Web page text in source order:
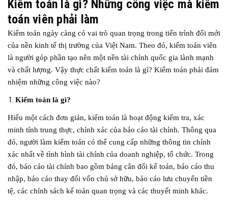
Kiểm toán là gì? Những công việc mà kiểm
toán viên phải làm
Kiểm toán ngày càng có vai trò quan trọng trong tiến trình đổi mới
của nền kinh tế thị trường của Việt Nam. Theo đó, kiểm toán viên
là người góp phần tạo nên một nền tài chính quốc gia lành mạnh
và chất lượng. Vậy thực chất kiểm toán là gì? Kiểm toán phải đảm
nhiệm những công việc nào?
Kiểm toán là gì?
Hiểu một cách đơn giản, kiểm toán là hoạt động kiểm tra, xác
minh tính trung thực, chính xác của báo cáo tài chính. Thông qua
đó, người làm kiểm toán có thể cung cấp những thông tin chính
xác nhất về tình hình tài chính của doanh nghiệp, tổ chức. Trong
đó, báo cáo tài chính bao gồm bảng cân đối kế toán, báo cáo thu
nhập, báo cáo thay đổi vốn chủ sở hữu, báo cáo lưu chuyển tiền
tệ, các chính sách kế toán quan trọng và các thuyết minh khác.